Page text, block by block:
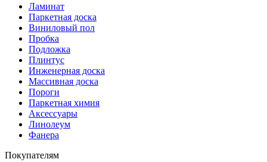
Ламинат
Паркетная доска
Виниловый пол
Пробка
Подложка
Плинтус
Инженерная доска
Массивная доска
Пороги
Паркетная химия
Аксессуары
Линолеум
Фанера
Покупателям